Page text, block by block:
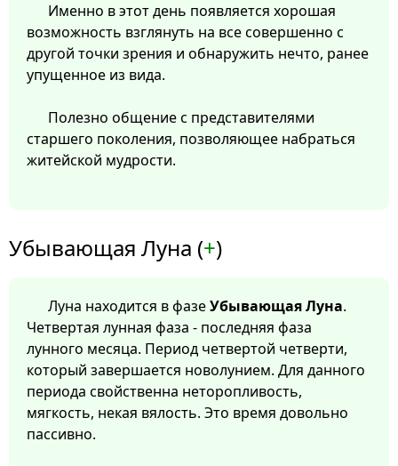
Именно в этот день появляется хорошая
возможность взглянуть на все совершенно с
другой точки зрения и обнаружить нечто, ранее
упущенное из вида.
Полезно общение с представителями
старшего поколения, позволяющее набраться
житейской мудрости.
Убывающая Луна (+)
Луна находится в фазеУбывающая Луна.
Четвертая лунная фаза - последняя фаза
лунного месяца. Период четвертой четверти,
который завершается новолунием. Для данного
периода свойственна неторопливость,
мягкость, некая вялость. Это время довольно
пассивно.